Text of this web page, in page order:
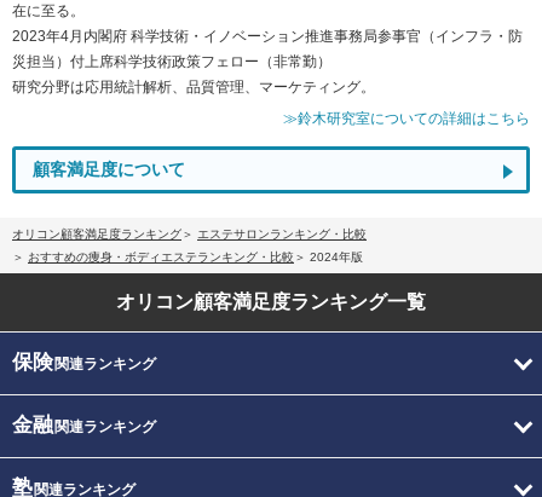
在に至る。
2023年4月内閣府 科学技術・イノベーション推進事務局参事官（インフラ・防
災担当）付上席科学技術政策フェロー（非常勤）
研究分野は応用統計解析、品質管理、マーケティング。
≫鈴木研究室についての詳細はこちら
顧客満足度について
オリコン顧客満足度ランキング
エステサロンランキング・比較
おすすめの痩身・ボディエステランキング・比較
2024年版
オリコン顧客満足度ランキング一覧
保険関連ランキング
金融関連ランキング
塾関連ランキング